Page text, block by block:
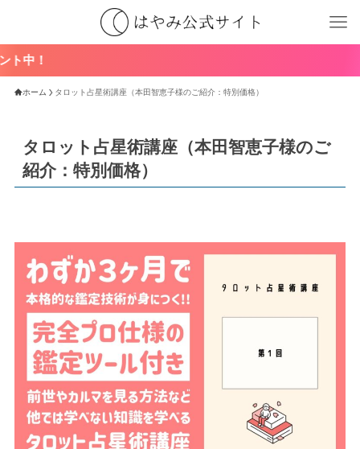
ホーム タロット占星術講座（本田智恵子様のご紹介：特別価格）
タロット占星術講座（本田智恵子様のご
紹介：特別価格）